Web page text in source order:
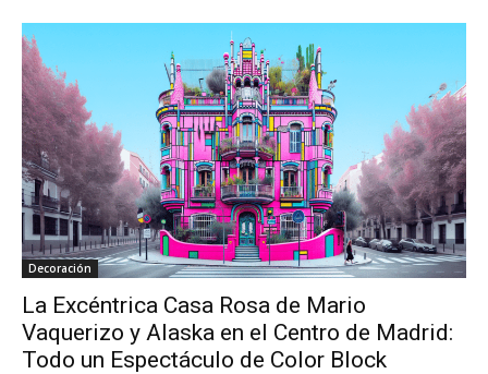
Decoración
La Excéntrica Casa Rosa de Mario
Vaquerizo y Alaska en el Centro de Madrid:
Todo un Espectáculo de Color Block